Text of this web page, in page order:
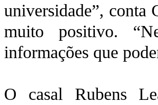
universidade”, conta
muito positivo.
informações que
O casal Rubens